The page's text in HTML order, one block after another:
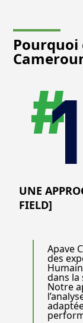
Pourquoi
UNE
FIELD]
Apave
des
dans
Notre